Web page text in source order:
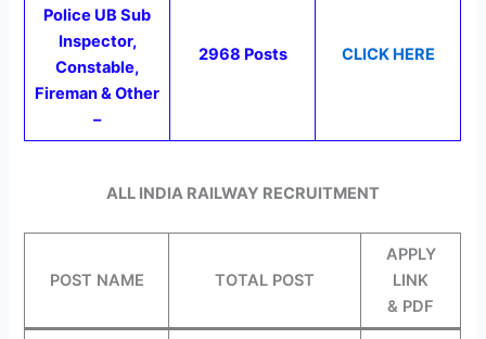
Police UB Sub
Inspector,
Constable,
Fireman & Other
–
2968 Posts CLICK HERE
ALL INDIA RAILWAY RECRUITMENT
POST NAME TOTAL POST
APPLY
LINK
& PDF